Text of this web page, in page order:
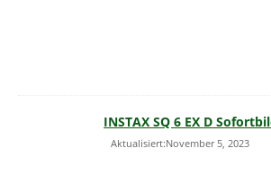
INSTAX SQ 6 EX D
Aktualisiert:November 5, 2023